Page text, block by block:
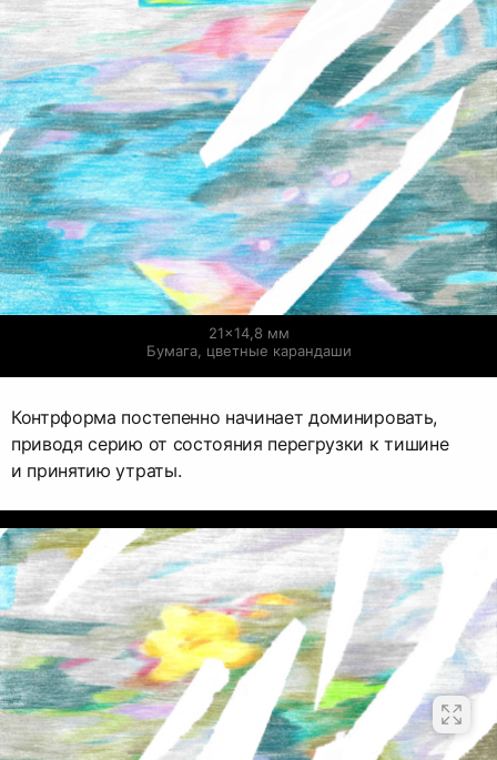
21×14,8 мм
Бумага, цветные карандаши
Контрформа постепенно начинает доминировать,
приводя серию от состояния перегрузки к тишине
и принятию утраты.